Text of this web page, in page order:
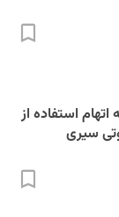
استفاده از
سیری